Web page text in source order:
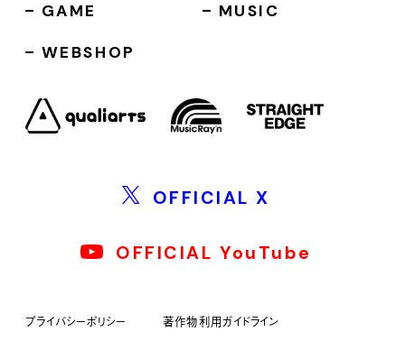
GAME
WEBSHOP
MUSIC
OFFICIAL X
OFFICIAL YouTube
プライバシーポリシー
著作物利用ガイドライン